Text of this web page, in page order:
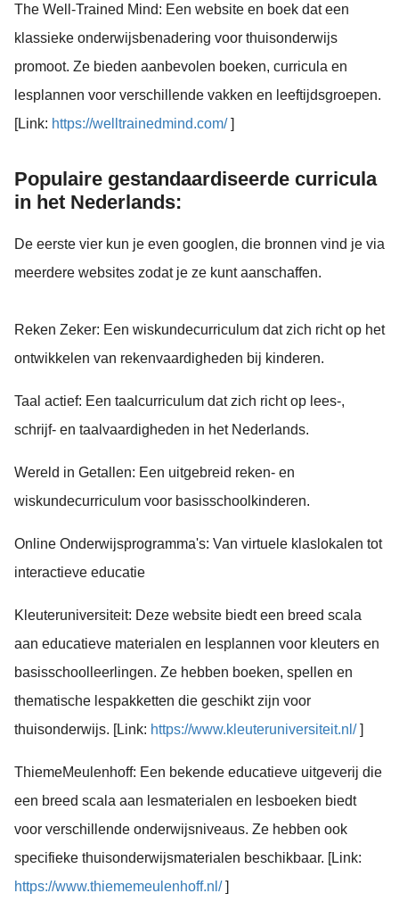
The Well-Trained Mind: Een website en boek dat een
klassieke onderwijsbenadering voor thuisonderwijs
promoot. Ze bieden aanbevolen boeken, curricula en
lesplannen voor verschillende vakken en leeftijdsgroepen.
[Link: https://welltrainedmind.com/]
Populaire gestandaardiseerde curricula
in het Nederlands:
De eerste vier kun je even googlen, die bronnen vind je via
meerdere websites zodat je ze kunt aanschaffen.
Reken Zeker: Een wiskundecurriculum dat zich richt op het
ontwikkelen van rekenvaardigheden bij kinderen.
Taal actief: Een taalcurriculum dat zich richt op lees-,
schrijf- en taalvaardigheden in het Nederlands.
Wereld in Getallen: Een uitgebreid reken- en
wiskundecurriculum voor basisschoolkinderen.
Online Onderwijsprogramma's: Van virtuele klaslokalen tot
interactieve educatie
Kleuteruniversiteit: Deze website biedt een breed scala
aan educatieve materialen en lesplannen voor kleuters en
basisschoolleerlingen. Ze hebben boeken, spellen en
thematische lespakketten die geschikt zijn voor
thuisonderwijs. [Link: https://www.kleuteruniversiteit.nl/]
ThiemeMeulenhoff: Een bekende educatieve uitgeverij die
een breed scala aan lesmaterialen en lesboeken biedt
voor verschillende onderwijsniveaus. Ze hebben ook
specifieke thuisonderwijsmaterialen beschikbaar. [Link:
https://www.thiememeulenhoff.nl/]